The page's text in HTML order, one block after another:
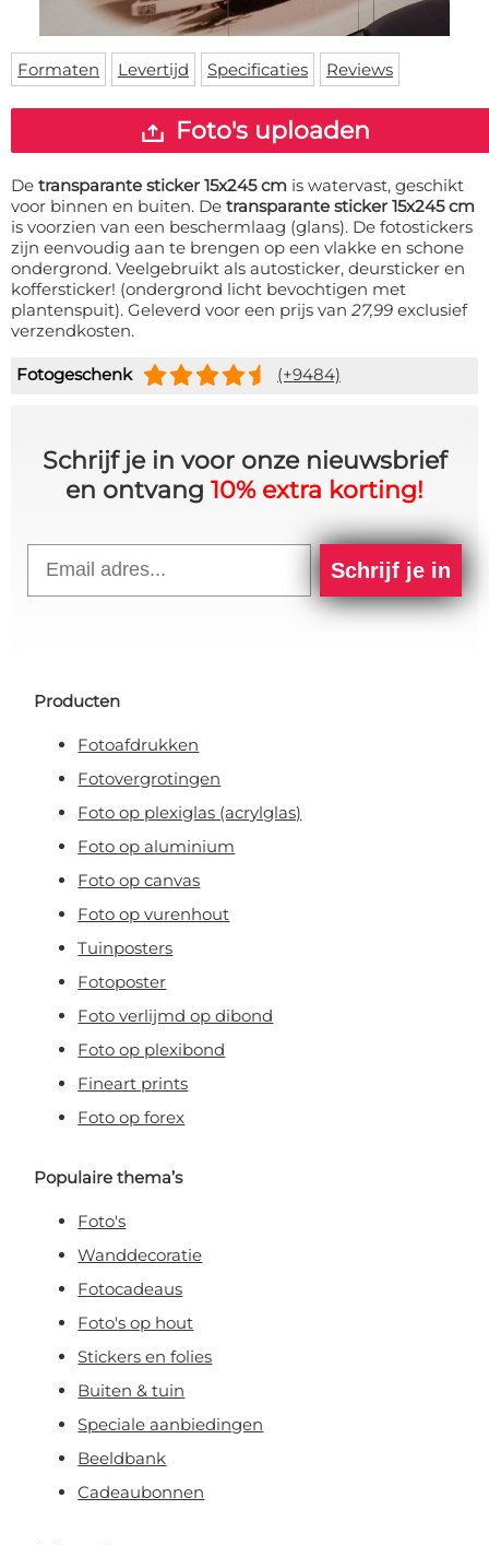
Vloermat
Skateboard deck
Levertijden
Inloggen
WhatsApp
Formaten Levertijd Specificaties Reviews
Foto's uploaden
De transparante sticker 15x245 cm is watervast, geschikt
voor binnen en buiten. De transparante sticker 15x245 cm
is voorzien van een beschermlaag (glans). De fotostickers
zijn eenvoudig aan te brengen op een vlakke en schone
ondergrond. Veelgebruikt als autosticker, deursticker en
koffersticker! (ondergrond licht bevochtigen met
plantenspuit). Geleverd voor een prijs van 27,99 exclusief
verzendkosten.
Fotogeschenk (+9484)
Schrijf je in voor onze nieuwsbrief
en ontvang 10% extra korting!
Schrijf je in
Producten
Fotoafdrukken
Fotovergrotingen
Foto op plexiglas (acrylglas)
Foto op aluminium
Foto op canvas
Foto op vurenhout
Tuinposters
Fotoposter
Foto verlijmd op dibond
Foto op plexibond
Fineart prints
Foto op forex
Populaire thema’s
Foto's
Wanddecoratie
Fotocadeaus
Foto's op hout
Stickers en folies
Buiten & tuin
Speciale aanbiedingen
Beeldbank
Cadeaubonnen